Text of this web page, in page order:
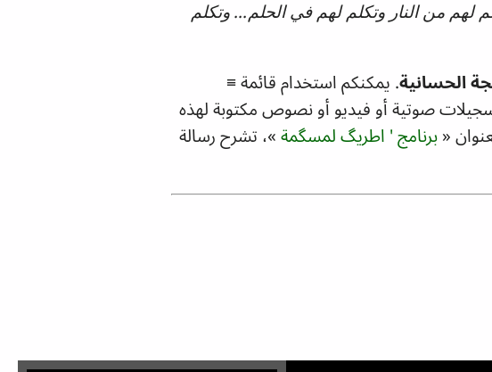
لهم من النار وتكلم لهم في الحلم... وتكلم
الحسانية. يمكنكم استخدام قائمة≡
صوتية أو فيديو أو نصوص مكتوبة لهذه
« برنامج ' اطريگ لمسگمة »، تشرح رسالة